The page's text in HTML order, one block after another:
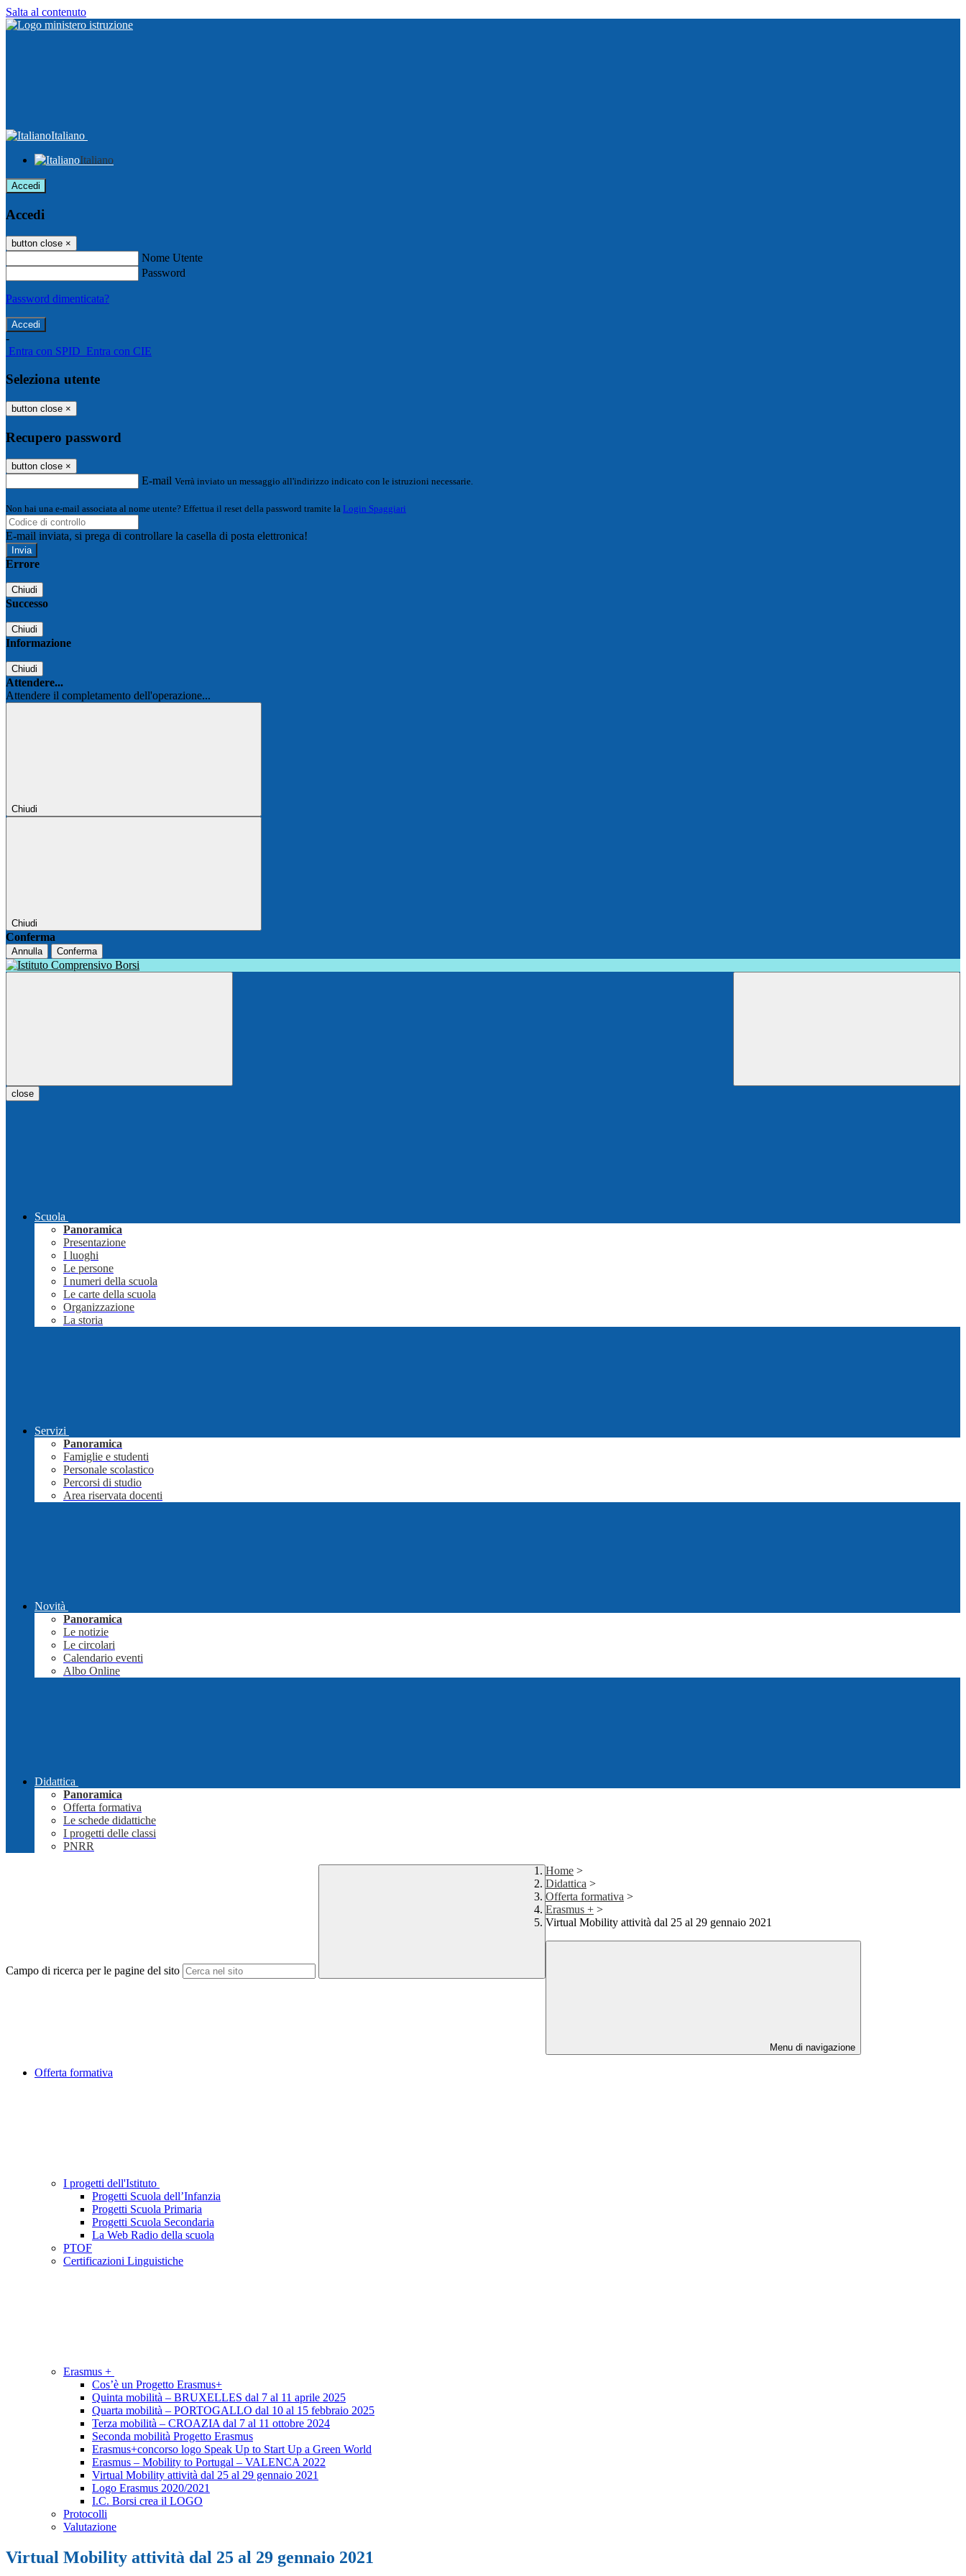
Salta al contenuto
Italiano
Italiano
Accedi
Accedi
button close ×
Nome Utente
Password
Password dimenticata?
-
Entra con SPID Entra con CIE
Seleziona utente
button close ×
Recupero password
button close ×
E-mail Verrà inviato un messaggio all'indirizzo indicato con le istruzioni necessarie.
Non hai una e-mail associata al nome utente? Effettua il reset della password tramite la Login Spaggiari
E-mail inviata, si prega di controllare la casella di posta elettronica!
Errore
Chiudi
Successo
Chiudi
Informazione
Chiudi
Attendere...
Attendere il completamento dell'operazione...
Chiudi
Chiudi
Conferma
Annulla Conferma
close
Scuola
Panoramica
Presentazione
I luoghi
Le persone
I numeri della scuola
Le carte della scuola
Organizzazione
La storia
Servizi
Panoramica
Famiglie e studenti
Personale scolastico
Percorsi di studio
Area riservata docenti
Novità
Panoramica
Le notizie
Le circolari
Calendario eventi
Albo Online
Didattica
Panoramica
Offerta formativa
Le schede didattiche
I progetti delle classi
PNRR
Campo di ricerca per le pagine del sito
Home >
Didattica >
Offerta formativa >
Erasmus + >
Virtual Mobility attività dal 25 al 29 gennaio 2021
Menu di navigazione
Offerta formativa
I progetti dell'Istituto
Progetti Scuola dell’Infanzia
Progetti Scuola Primaria
Progetti Scuola Secondaria
La Web Radio della scuola
PTOF
Certificazioni Linguistiche
Erasmus +
Cos’è un Progetto Erasmus+
Quinta mobilità – BRUXELLES dal 7 al 11 aprile 2025
Quarta mobilità – PORTOGALLO dal 10 al 15 febbraio 2025
Terza mobilità – CROAZIA dal 7 al 11 ottobre 2024
Seconda mobilità Progetto Erasmus
Erasmus+concorso logo Speak Up to Start Up a Green World
Erasmus – Mobility to Portugal – VALENCA 2022
Virtual Mobility attività dal 25 al 29 gennaio 2021
Logo Erasmus 2020/2021
I.C. Borsi crea il LOGO
Protocolli
Valutazione
Virtual Mobility attività dal 25 al 29 gennaio 2021